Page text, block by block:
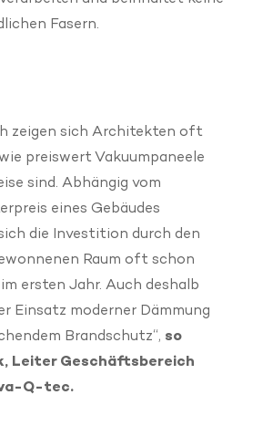
Fasern.
zeigen sich Architekten oft
preiswert Vakuumpaneele
sind. Abhängig vom
eines Gebäudes
die Investition durch den
Raum oft schon
ersten Jahr. Auch deshalb
Einsatz moderner Dämmung
Brandschutz“, so
Leiter Geschäftsbereich
Q-tec.